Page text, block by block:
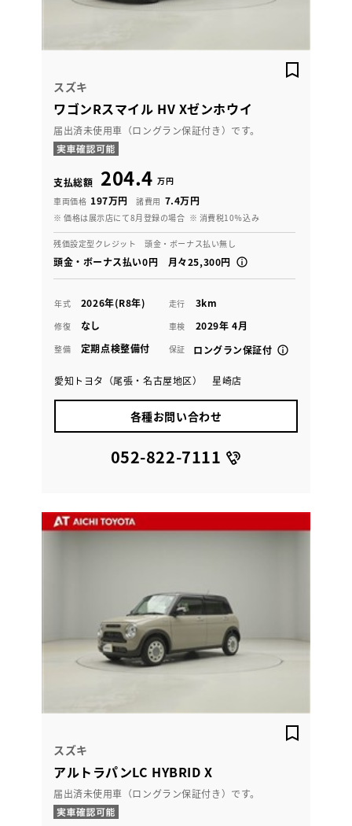
スズキ
ワゴンRスマイル HV Xゼンホウイ
届出済未使用車（ロングラン保証付き）です。
支払総額 204.4 万円
車両価格 197万円 諸費用 7.4万円
※ 価格は展示店にて8月登録の場合 ※ 消費税10％込み
残価設定型クレジット 頭金・ボーナス払い無し
頭金・ボーナス払い0円 月々25,300円
年式 2026年(R8年) 走行 3km
修復 なし 車検 2029年 4月
整備 定期点検整備付 保証 ロングラン保証付
愛知トヨタ（尾張・名古屋地区） 星崎店
各種お問い合わせ
052-822-7111
スズキ
アルトラパンLC HYBRID X
届出済未使用車（ロングラン保証付き）です。